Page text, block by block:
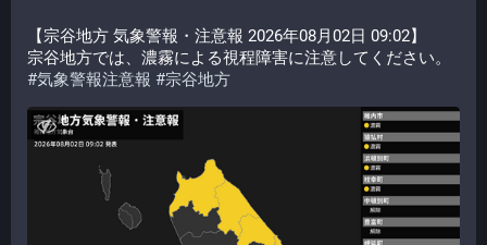
【宗谷地方 気象警報・注意報 2026年08月02日 09:02】
宗谷地方では、濃霧による視程障害に注意してください。
#気象警報注意報 #宗谷地方